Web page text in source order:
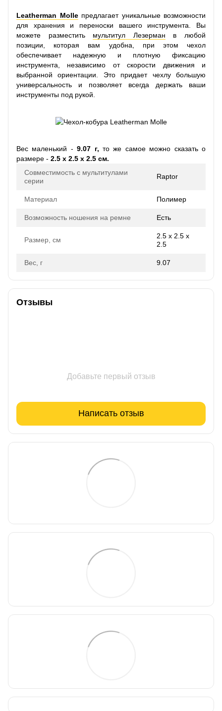
Leatherman Molleпредлагает уникальные возможности
для хранения и переноски вашего инструмента. Вы
можете разместить мультитул Лезерман в любой
позиции, которая вам удобна, при этом чехол
обеспечивает надежную и плотную фиксацию
инструмента, независимо от скорости движения и
выбранной ориентации. Это придает чехлу большую
универсальность и позволяет всегда держать ваши
инструменты под рукой.
Вес маленький -9.07 г, то же самое можно сказать о
размере - 2.5 x 2.5 x 2.5 см.
Совместимость с мультитулами
серии
Raptor
Материал Полимер
Возможность ношения на ремне Есть
Размер, см
2.5 x 2.5 x
2.5
Вес, г 9.07
Отзывы
Добавьте первый отзыв
Написать отзыв